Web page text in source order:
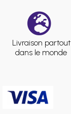
Livraison partout
dans le monde